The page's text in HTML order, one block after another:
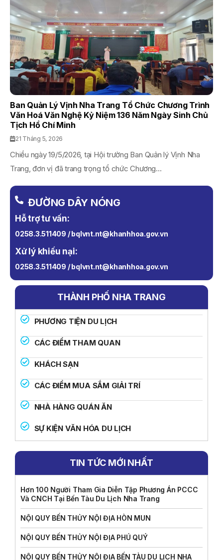
Ban Quản Lý Vịnh Nha Trang Tổ Chức Chương Trình
Văn Hoá Văn Nghệ Kỷ Niệm 136 Năm Ngày Sinh Chủ
Tịch Hồ Chí Minh
21 Tháng 5, 2026
Chiều ngày 19/5/2026, tại Hội trường Ban Quản lý Vịnh Nha
Trang, đơn vị đã trang trọng tổ chức Chương...
ĐƯỜNG DÂY NÓNG
Hỗ trợ tư vấn:
0258.3.511409 / bqlvnt.nt@khanhhoa.gov.vn
Xử lý khiếu nại:
0258.3.511409 / bqlvnt.nt@khanhhoa.gov.vn
THÀNH PHỐ NHA TRANG
PHƯƠNG TIỆN DU LỊCH
CÁC ĐIỂM THAM QUAN
KHÁCH SẠN
CÁC ĐIỂM MUA SẮM GIẢI TRÍ
NHÀ HÀNG QUÁN ĂN
SỰ KIỆN VĂN HÓA DU LỊCH
TIN TỨC MỚI NHẤT
Hơn 100 Người Tham Gia Diễn Tập Phương Án PCCC
Và CNCH Tại Bến Tàu Du Lịch Nha Trang
NỘI QUY BẾN THỦY NỘI ĐỊA HÒN MUN
NỘI QUY BẾN THỦY NỘI ĐỊA PHÚ QUÝ
NỘI QUY BẾN THỦY NỘI ĐỊA BẾN TÀU DU LỊCH NHA